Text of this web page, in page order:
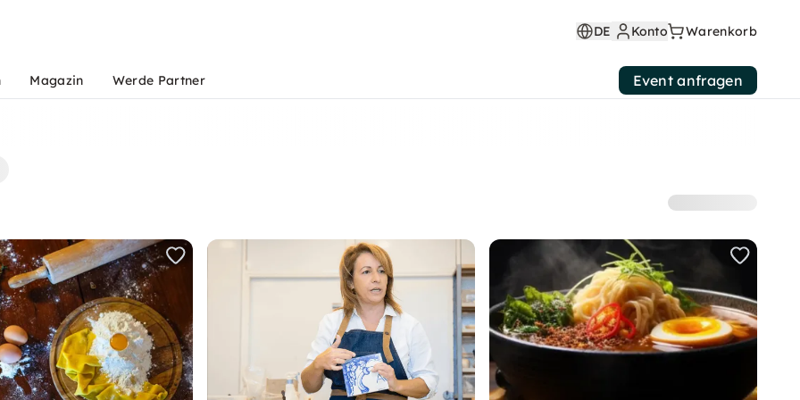
DE Konto Warenkorb
Magazin Werde Partner Event anfragen